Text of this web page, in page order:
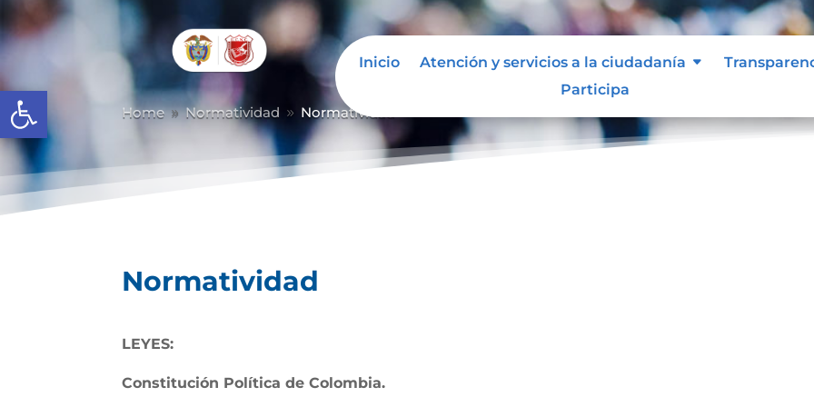
Abrir barra de herramientas
Inicio Atención y servicios a la ciudadanía
Participa
Home 9 Normatividad 9 Normatividad
Normatividad
LEYES:
Constitución Política de Colombia.